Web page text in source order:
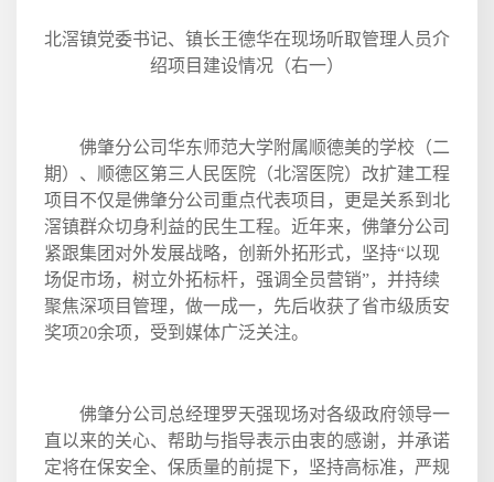
北滘镇党委书记、镇长王德华在现场听取管理人员介
绍项目建设情况（右一）
佛肇分公司华东师范大学附属顺德美的学校（二
期）、顺德区第三人民医院（北滘医院）改扩建工程
项目不仅是佛肇分公司重点代表项目，更是关系到北
滘镇群众切身利益的民生工程。近年来，佛肇分公司
紧跟集团对外发展战略，创新外拓形式，坚持“以现
场促市场，树立外拓标杆，强调全员营销”，并持续
聚焦深项目管理，做一成一，先后收获了省市级质安
奖项20余项，受到媒体广泛关注。
佛肇分公司总经理罗天强现场对各级政府领导一
直以来的关心、帮助与指导表示由衷的感谢，并承诺
定将在保安全、保质量的前提下，坚持高标准，严规